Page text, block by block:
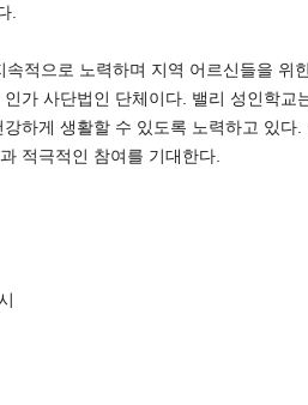
.
적으로 노력하며 지역 어르신들을 위
가 사단법인 단체이다. 밸리 성인학교
하게 생활할 수 있도록 노력하고 있다.
적극적인 참여를 기대한다.